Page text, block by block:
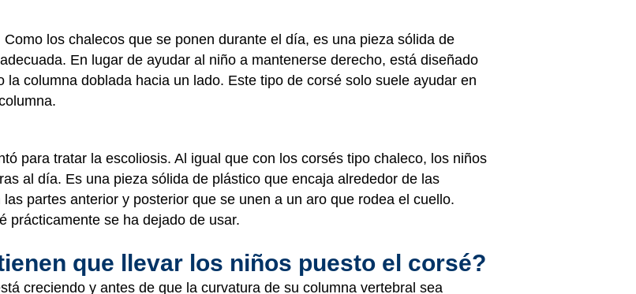
los chalecos que se ponen durante el día, es una pieza sólida de
En lugar de ayudar al niño a mantenerse derecho, está diseñado
columna doblada hacia un lado. Este tipo de corsé solo suele ayudar en
para tratar la escoliosis. Al igual que con los corsés tipo chaleco, los niños
al día. Es una pieza sólida de plástico que encaja alrededor de las
partes anterior y posterior que se unen a un aro que rodea el cuello.
prácticamente se ha dejado de usar.
que llevar los niños puesto el corsé?
creciendo y antes de que la curvatura de su columna vertebral sea